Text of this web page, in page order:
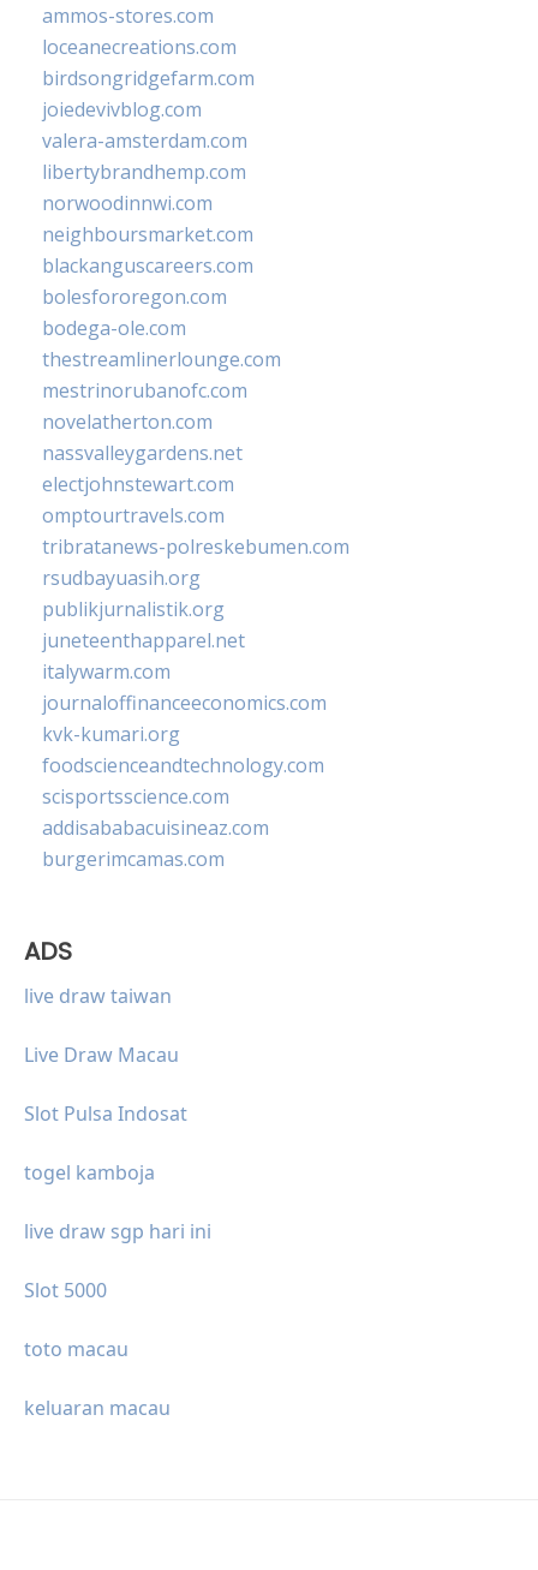
ammos-stores.com
loceanecreations.com
birdsongridgefarm.com
joiedevivblog.com
valera-amsterdam.com
libertybrandhemp.com
norwoodinnwi.com
neighboursmarket.com
blackanguscareers.com
bolesfororegon.com
bodega-ole.com
thestreamlinerlounge.com
mestrinorubanofc.com
novelatherton.com
nassvalleygardens.net
electjohnstewart.com
omptourtravels.com
tribratanews-polreskebumen.com
rsudbayuasih.org
publikjurnalistik.org
juneteenthapparel.net
italywarm.com
journaloffinanceeconomics.com
kvk-kumari.org
foodscienceandtechnology.com
scisportsscience.com
addisababacuisineaz.com
burgerimcamas.com
ADS
live draw taiwan
Live Draw Macau
Slot Pulsa Indosat
togel kamboja
live draw sgp hari ini
Slot 5000
toto macau
keluaran macau